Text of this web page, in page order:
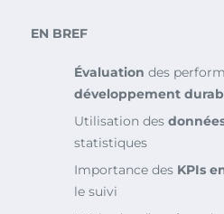
EN BREF
Évaluation des
développement
Utilisation des
statistiques
Importance des KPIs
le suivi